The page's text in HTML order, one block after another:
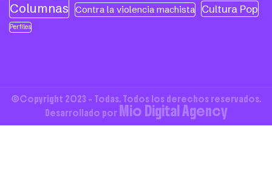
Columnas Contra la violencia machista Cultura Pop
Perfiles
©Copyright 2023 - Todas. Todos los derechos reservados.
Desarrollado por Mio Digital Agency